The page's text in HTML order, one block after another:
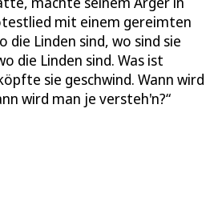
mit einem gereimten
die Linden sind, wo sind sie
die Linden sind. Was ist
sie geschwind. Wann wird
wird man je versteh'n?“